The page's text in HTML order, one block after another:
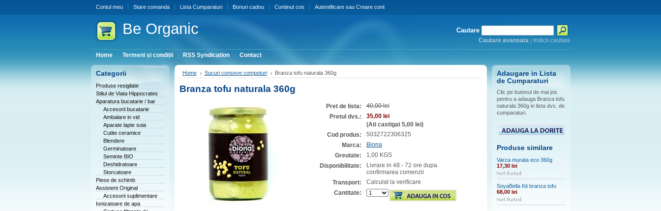
Contul meu Stare comanda Lista Cumparaturi Bonuri cadou Continut cos Autentificaresau Creare cont
Be Organic Cautare
Cautare avansata Indicii cautare
Home Termeni și condiții RSS Syndication Contact
Categorii
Produse resigilate
Stilul de Viata Hippocrates
Aparatura bucatarie / bar
Accesorii bucatarie
Ambalare in vid
Aparate lapte soia
Cutite ceramice
Blendere
Germinatoare
Seminte BIO
Deshidratoare
Storcatoare
Piese de schimb
Assistent Original
Accesorii suplimentare
Ionizatoare de apa
Home Sucuri conseve compoturi Branza tofu naturala 360g
Branza tofu naturala 360g
Pret de lista:
40,00 lei
Pretul dvs.:
35,00 lei
(Ati castigat 5,00 lei)
Cod produs:
5032722306325
Marca:
Biona
Greutate:
1,00 KGS
Disponibilitate:
Livrare in 48 - 72 ore dupa
confirmarea comenzii
Transport:
Calculat la verificare
Cantitate:
Adaugare in Lista
de Cumparaturi
Clic pe butonul de mai jos
pentru a adauga Branza tofu
naturala 360g in lista dvs. de
cumparaturi.
Produse similare
Varza murata eco 360g
17,30 lei
SoyaBella Kit branza tofu
68,00 lei